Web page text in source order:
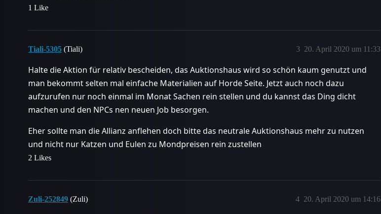
1 Like
Tiali-5305 (Tiali) 20. April 2020 um 11:33
3
Halte die Aktion für relativ bescheiden, das Auktionshaus wird so schön kaum genutzt und
man bekommt selten mal einfache Materialien auf Horde Seite. Jetzt auch noch dazu
aufzurufen nur noch einmal im Monat Sachen rein stellen und du kannst das Ding dicht
machen und den NPCs nen neuen Job besorgen.
Eher sollte man die Allianz anflehen doch bitte das neutrale Auktionshaus mehr zu nutzen
und nicht nur Katzen und Eulen zu Mondpreisen rein zustellen
2 Likes
Zuli-252849 (Zuli) 20. April 2020 um 14:16
4